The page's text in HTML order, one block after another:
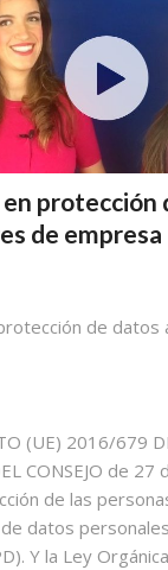
protección
de empresa
de
(UE) 2016/679
CONSEJO de
de las
datos
Y la Ley